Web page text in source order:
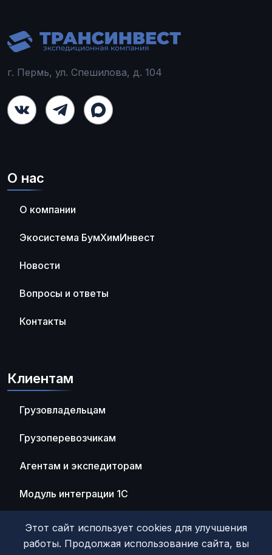
г. Пермь, ул. Спешилова, д. 104
О нас
О компании
Экосистема БумХимИнвест
Новости
Вопросы и ответы
Контакты
Клиентам
Грузовладельцам
Грузоперевозчикам
Агентам и экспедиторам
Модуль интеграции 1С
Этот сайт использует cookies для улучшения
работы. Продолжая использование сайта, вы